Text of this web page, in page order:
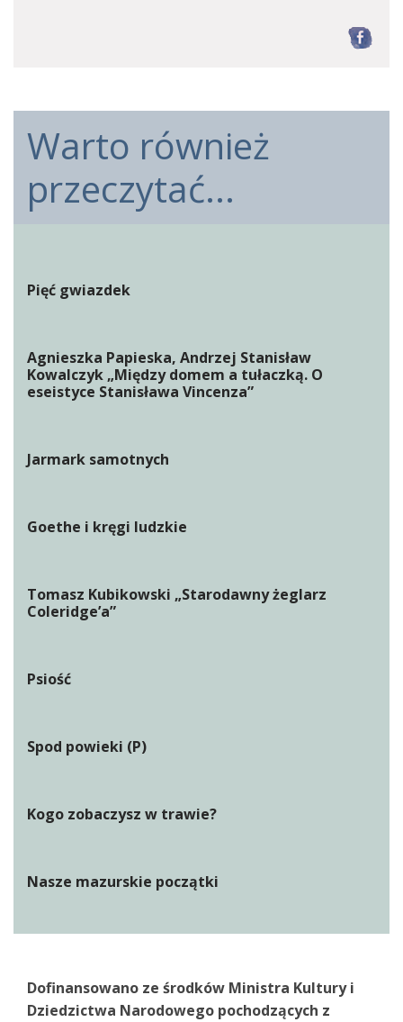
Warto również
przeczytać...
Pięć gwiazdek
Agnieszka Papieska, Andrzej Stanisław
Kowalczyk „Między domem a tułaczką. O
eseistyce Stanisława Vincenza”
Jarmark samotnych
Goethe i kręgi ludzkie
Tomasz Kubikowski „Starodawny żeglarz
Coleridge’a”
Psiość
Spod powieki (P)
Kogo zobaczysz w trawie?
Nasze mazurskie początki
Dofinansowano ze środków Ministra Kultury i
Dziedzictwa Narodowego pochodzących z